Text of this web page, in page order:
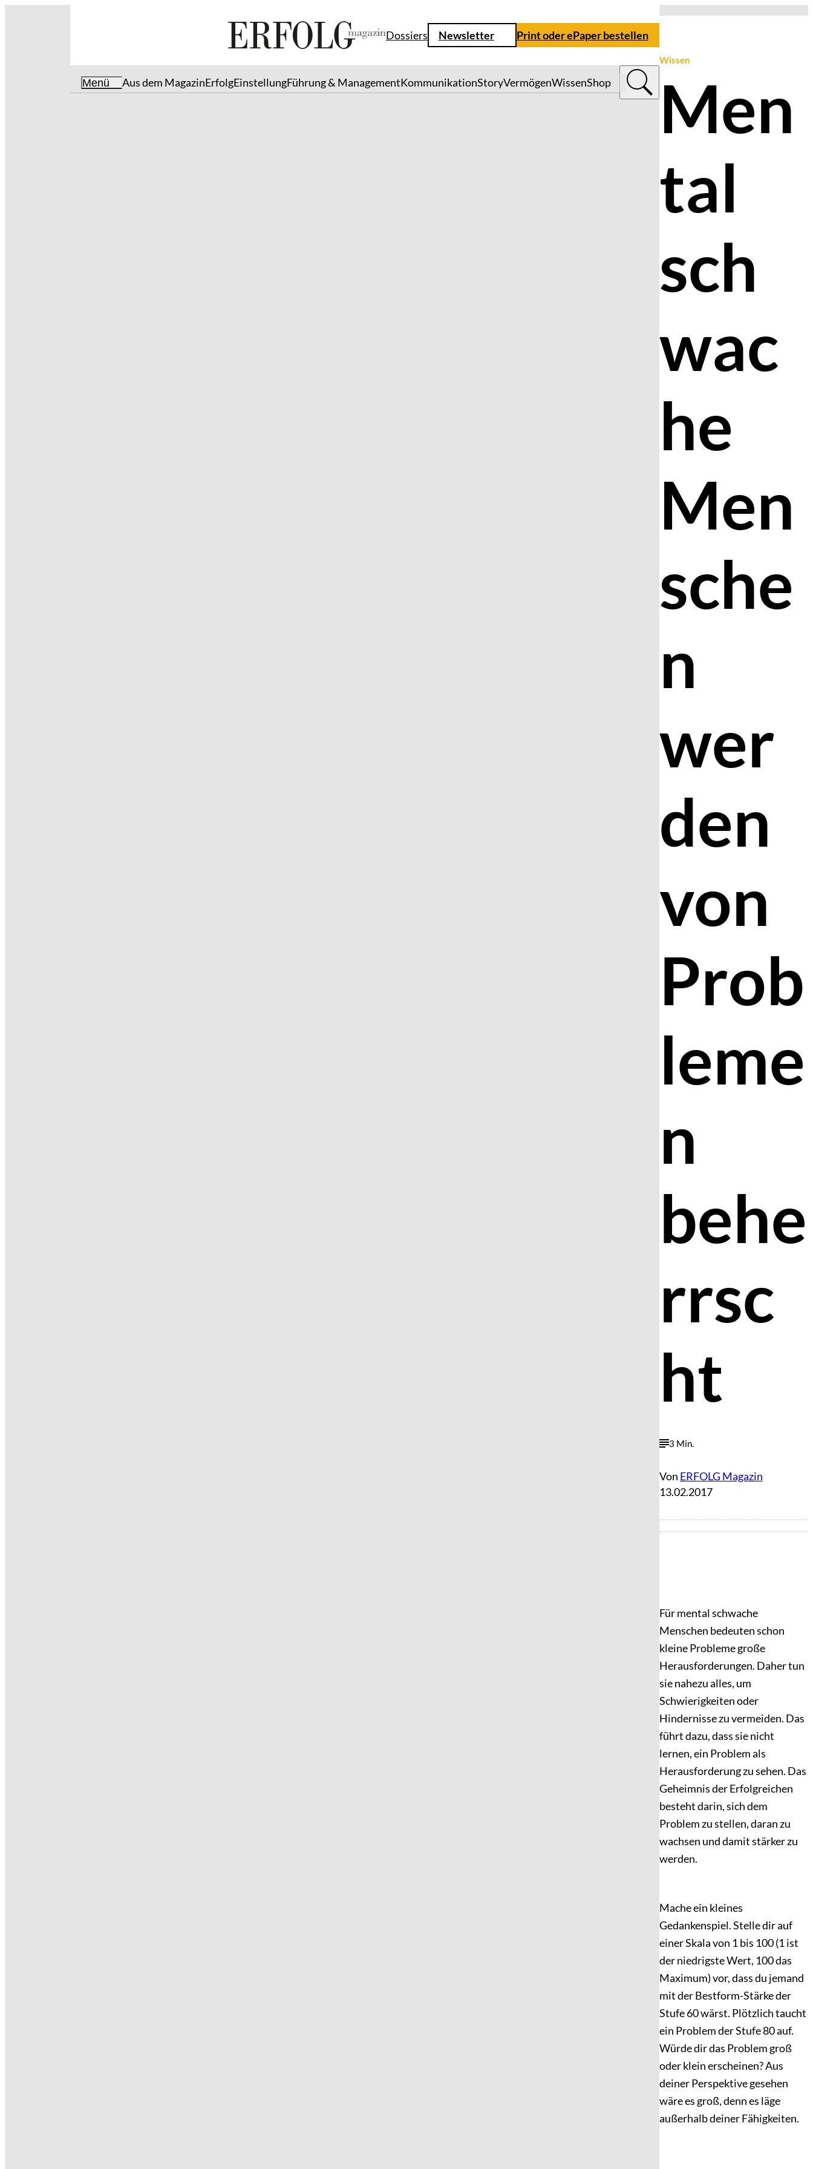
Dossiers Newsletter Print oder ePaper bestellen
Menü Aus dem MagazinErfolgEinstellungFührung & ManagementKommunikationStoryVermögenWissenShop
Wissen
Men
tal
sch
wac
he
Men
sche
n
wer
den
von
Prob
leme
n
behe
rrsc
ht
3 Min.
Von ERFOLG Magazin
13.02.2017
Für mental schwache
Menschen bedeuten schon
kleine Probleme große
Herausforderungen. Daher tun
sie nahezu alles, um
Schwierigkeiten oder
Hindernisse zu vermeiden. Das
führt dazu, dass sie nicht
lernen, ein Problem als
Herausforderung zu sehen. Das
Geheimnis der Erfolgreichen
besteht darin, sich dem
Problem zu stellen, daran zu
wachsen und damit stärker zu
werden.
Mache ein kleines
Gedankenspiel. Stelle dir auf
einer Skala von 1 bis 100 (1 ist
der niedrigste Wert, 100 das
Maximum) vor, dass du jemand
mit der Bestform-Stärke der
Stufe 60 wärst. Plötzlich taucht
ein Problem der Stufe 80 auf.
Würde dir das Problem groß
oder klein erscheinen? Aus
deiner Perspektive gesehen
wäre es groß, denn es läge
außerhalb deiner Fähigkeiten.